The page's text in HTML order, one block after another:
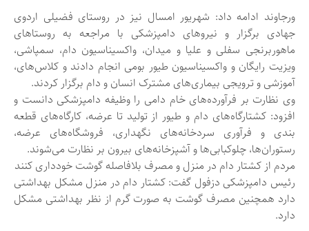
ورجاوند ادامه داد: شهریور امسال نیز در روستای فضیلی اردوی
جهادی برگزار و نیروهای دامپزشکی با مراجعه به روستاهای
ماهوربرنجی سفلی و علیا و میدان، واکسیناسیون دام، سمپاشی،
ویزیت رایگان و واکسیناسیون طیور بومی انجام دادند و کلاس‌های،
آموزشی و ترویجی بیماری‌های مشترک انسان و دام برگزار کردند.
وی نظارت بر فرآورده‌های خام دامی را وظیفه دامپزشکی دانست و
افزود: کشتارگاه‌های دام و طیور از تولید تا عرضه، کارگاه‌های قطعه
بندی و فرآوری سردخانه‌های نگهداری، فروشگاه‌های عرضه،
رستوران‌ها، چلوکبابی‌ها و آشپزخانه‌های بیرون بر نظارت می‌شوند.
مردم از کشتار دام در منزل و مصرف بلافاصله گوشت خودداری کنند
رئیس دامپزشکی دزفول گفت: کشتار دام در منزل مشکل بهداشتی
دارد همچنین مصرف گوشت به صورت گرم از نظر بهداشتی مشکل
دارد.